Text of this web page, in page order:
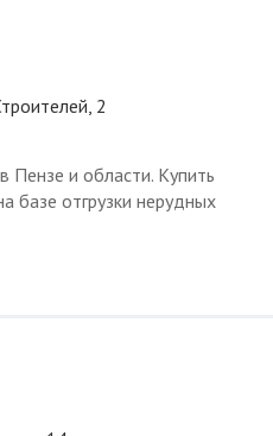
2
и области. Купить
базе отгрузки нерудных